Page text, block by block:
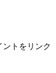
トをリンク